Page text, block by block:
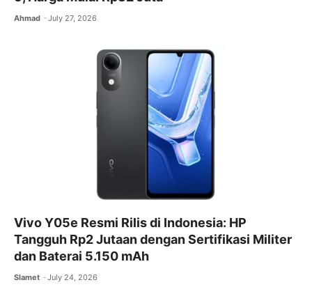
Ahmad July 27, 2026
Vivo Y05e Resmi Rilis di Indonesia: HP
Tangguh Rp2 Jutaan dengan Sertifikasi Militer
dan Baterai 5.150 mAh
Slamet July 24, 2026